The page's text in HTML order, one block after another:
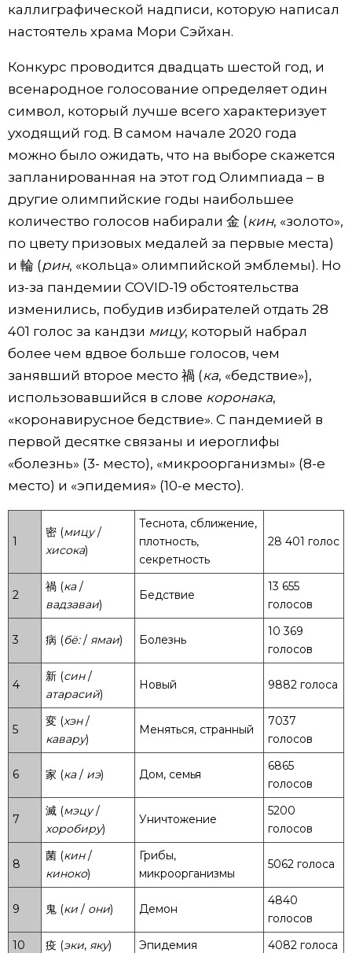
каллиграфической надписи, которую написал
настоятель храма Мори Сэйхан.
Конкурс проводится двадцать шестой год, и
всенародное голосование определяет один
символ, который лучше всего характеризует
уходящий год. В самом начале 2020 года
можно было ожидать, что на выборе скажется
запланированная на этот год Олимпиада – в
другие олимпийские годы наибольшее
количество голосов набирали 金 (кин, «золото»,
по цвету призовых медалей за первые места)
и 輪 (рин, «кольца» олимпийской эмблемы). Но
из-за пандемии COVID-19 обстоятельства
изменились, побудив избирателей отдать 28
401 голос за кандзи мицу, который набрал
более чем вдвое больше голосов, чем
занявший второе место 禍 (ка, «бедствие»),
использовавшийся в слове коронака,
«коронавирусное бедствие». С пандемией в
первой десятке связаны и иероглифы
«болезнь» (3- место), «микроорганизмы» (8-е
место) и «эпидемия» (10-е место).
1
密 (мицу/
хисока)
Теснота, сближение,
плотность,
секретность
28 401 голос
2
禍 (ка/
вадзаваи)
Бедствие
13 655
голосов
3 病 (бё:/ ямаи) Болезнь
10 369
голосов
4
新 (син/
атарасий)
Новый 9882 голоса
5
変 (хэн/
кавару)
Меняться, странный
7037
голосов
6 家 (ка/ иэ) Дом, семья
6865
голосов
7
滅 (мэцу/
хоробиру)
Уничтожение
5200
голосов
8
菌 (кин/
киноко)
Грибы,
микроорганизмы
5062 голоса
9 鬼 (ки/ они) Демон
4840
голосов
10
疫 (эки, яку) Эпидемия 4082 голоса